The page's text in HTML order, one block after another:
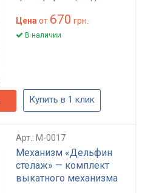
Цена от 670 грн.
В наличии
Купить в 1 клик
Арт.: M-0017
Механизм «Дельфин
стелаж» — комплект
выкатного механизма